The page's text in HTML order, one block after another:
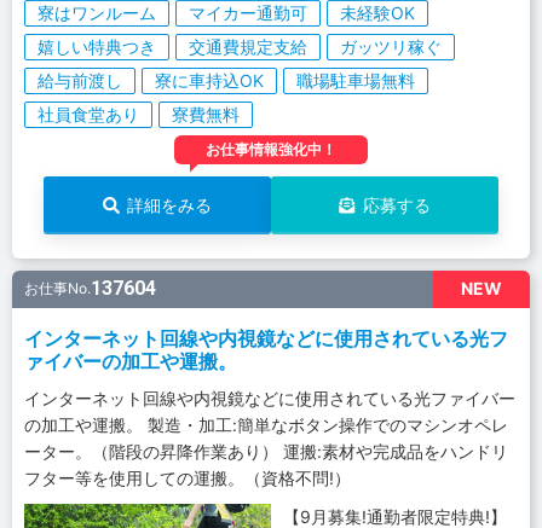
寮はワンルーム マイカー通勤可
未経験OK
嬉しい特典つき
交通費規定支給
ガッツリ稼ぐ
給与前渡し
寮に車持込OK
職場駐車場無料
社員食堂あり
寮費無料
お仕事情報強化中！
詳細をみる 応募する
NEW
お仕事No.137604
インターネット回線や内視鏡などに使用されている光フ
ァイバーの加工や運搬。
インターネット回線や内視鏡などに使用されている光ファイバー
の加工や運搬。 製造・加工:簡単なボタン操作でのマシンオペレ
ーター。（階段の昇降作業あり） 運搬:素材や完成品をハンドリ
フター等を使用しての運搬。（資格不問!）
【9月募集!通勤者限定特典!】